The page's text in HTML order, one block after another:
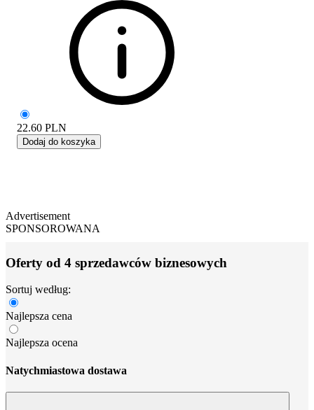
22.60 PLN
Dodaj do koszyka
Advertisement
SPONSOROWANA
Oferty od 4 sprzedawców biznesowych
Sortuj według:
Najlepsza cena
Najlepsza ocena
Natychmiastowa dostawa